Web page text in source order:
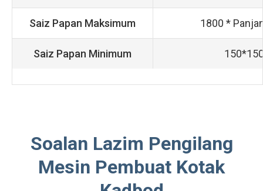
Saiz Papan Maksimum 1800 *
Saiz Papan Minimum
Soalan Lazim Pengilang
Mesin Pembuat Kotak